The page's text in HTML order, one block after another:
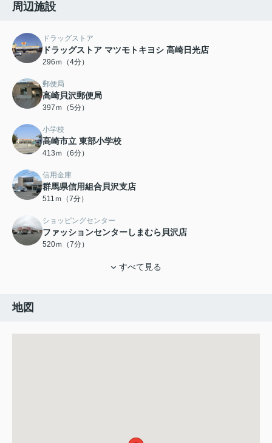
周辺施設
ドラッグストア
ドラッグストア マツモトキヨシ 高崎日光店
296ｍ（4分）
郵便局
高崎貝沢郵便局
397ｍ（5分）
小学校
高崎市立 東部小学校
413ｍ（6分）
信用金庫
群馬県信用組合貝沢支店
511ｍ（7分）
ショッピングセンター
ファッションセンターしまむら貝沢店
520ｍ（7分）
すべて見る
地図